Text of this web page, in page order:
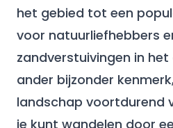
het gebied tot een
voor natuurliefhebbers
zandverstuivingen in het
ander bijzonder
landschap voortdurend
je kunt wandelen door